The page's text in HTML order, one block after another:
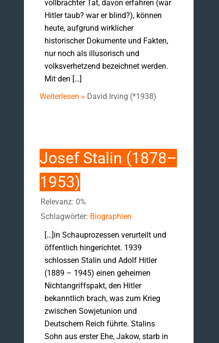
vollbrachter Tat, davon erfahren (war
Hitler taub? war er blind?), können
heute, aufgrund wirklicher
historischer Dokumente und Fakten,
nur noch als illusorisch und
volksverhetzend bezeichnet werden.
Mit den […]
Weiterlesen » David Irving (*1938)
Josef Stalin (1878–
1953)
Relevanz: 0%
Schlagwörter: Biographien
[…]in Schauprozessen verurteilt und
öffentlich hingerichtet. 1939
schlossen Stalin und Adolf Hitler
(1889 – 1945) einen geheimen
Nichtangriffspakt, den Hitler
bekanntlich brach, was zum Krieg
zwischen Sowjetunion und
Deutschem Reich führte. Stalins
Sohn aus erster Ehe, Jakow, starb in